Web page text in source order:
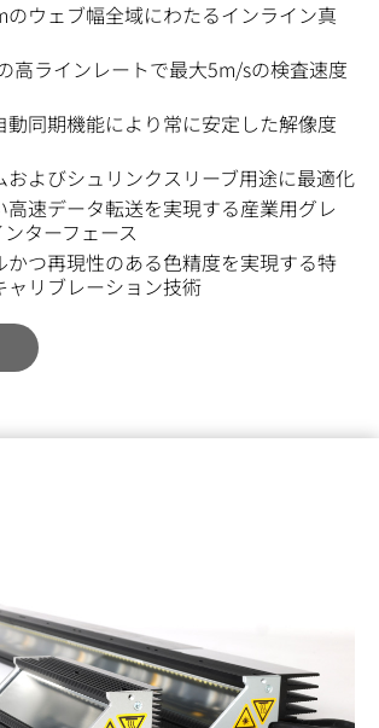
のウェブ幅全域にわたるインライン真
高ラインレートで最大5m/sの検査速度
動同期機能により常に安定した解像度
およびシュリンクスリーブ用途に最適化
高速データ転送を実現する産業用グレ
ターフェース
かつ再現性のある色精度を実現する特
ャリブレーション技術